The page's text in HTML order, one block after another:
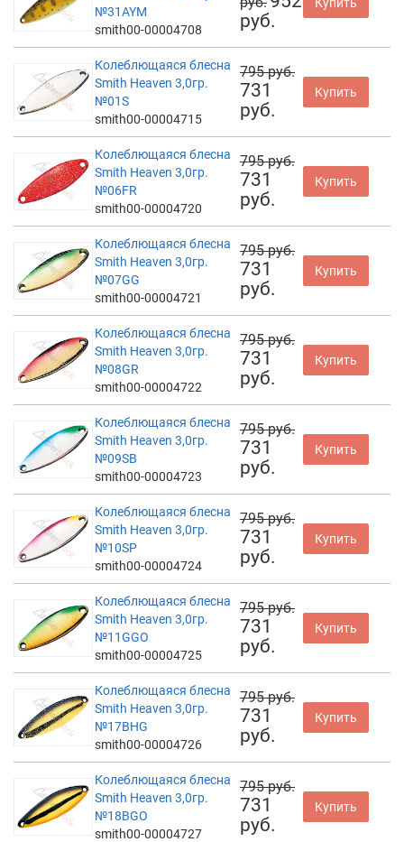
№31AYM
smith00-00004708
руб.
Колеблющаяся блесна
Smith Heaven 3,0гр.
№01S
smith00-00004715
795 руб.
731
руб.
Купить
Колеблющаяся блесна
Smith Heaven 3,0гр.
№06FR
smith00-00004720
795 руб.
731
руб.
Купить
Колеблющаяся блесна
Smith Heaven 3,0гр.
№07GG
smith00-00004721
795 руб.
731
руб.
Купить
Колеблющаяся блесна
Smith Heaven 3,0гр.
№08GR
smith00-00004722
795 руб.
731
руб.
Купить
Колеблющаяся блесна
Smith Heaven 3,0гр.
№09SB
smith00-00004723
795 руб.
731
руб.
Купить
Колеблющаяся блесна
Smith Heaven 3,0гр.
№10SP
smith00-00004724
795 руб.
731
руб.
Купить
Колеблющаяся блесна
Smith Heaven 3,0гр.
№11GGO
smith00-00004725
795 руб.
731
руб.
Купить
Колеблющаяся блесна
Smith Heaven 3,0гр.
№17BHG
smith00-00004726
795 руб.
731
руб.
Купить
Колеблющаяся блесна
Smith Heaven 3,0гр.
№18BGO
smith00-00004727
795 руб.
731
руб.
Купить